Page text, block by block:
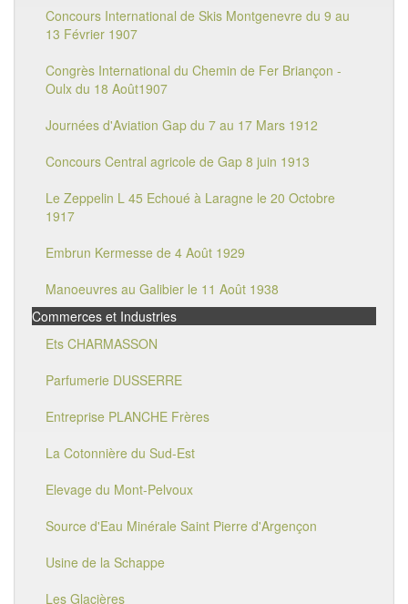
Concours International de Skis Montgenevre du 9 au
13 Février 1907
Congrès International du Chemin de Fer Briançon -
Oulx du 18 Août1907
Journées d'Aviation Gap du 7 au 17 Mars 1912
Concours Central agricole de Gap 8 juin 1913
Le Zeppelin L 45 Echoué à Laragne le 20 Octobre
1917
Embrun Kermesse de 4 Août 1929
Manoeuvres au Galibier le 11 Août 1938
Commerces et Industries
Ets CHARMASSON
Parfumerie DUSSERRE
Entreprise PLANCHE Frères
La Cotonnière du Sud-Est
Elevage du Mont-Pelvoux
Source d'Eau Minérale Saint Pierre d'Argençon
Usine de la Schappe
Les Glacières